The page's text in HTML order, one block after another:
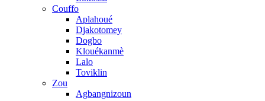
Couffo
Aplahoué
Djakotomey
Dogbo
Klouékanmè
Lalo
Toviklin
Zou
Agbangnizoun